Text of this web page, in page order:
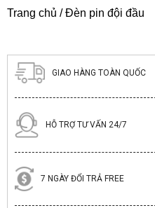
Trang chủ / Đèn pin đội đầu
GIAO HÀNG TOÀN QUỐC
HỖ TRỢ TƯ VẤN 24/7
7 NGÀY ĐỔI TRẢ FREE